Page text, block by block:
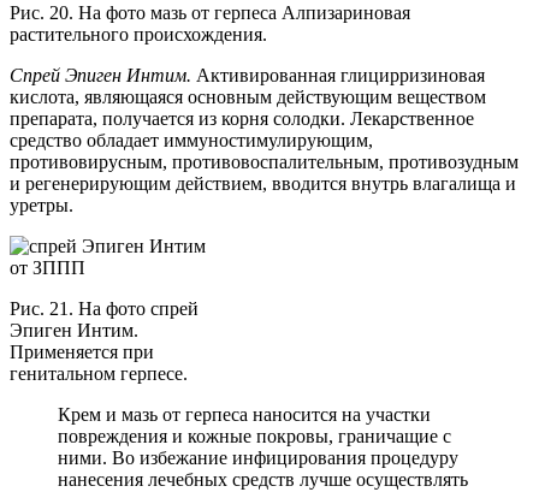
Рис. 20. На фото мазь от герпеса Алпизариновая
растительного происхождения.
Спрей Эпиген Интим. Активированная глицирризиновая
кислота, являющаяся основным действующим веществом
препарата, получается из корня солодки. Лекарственное
средство обладает иммуностимулирующим,
противовирусным, противовоспалительным, противозудным
и регенерирующим действием, вводится внутрь влагалища и
уретры.
Рис. 21. На фото спрей
Эпиген Интим.
Применяется при
генитальном герпесе.
Крем и мазь от герпеса наносится на участки
повреждения и кожные покровы, граничащие с
ними. Во избежание инфицирования процедуру
нанесения лечебных средств лучше осуществлять